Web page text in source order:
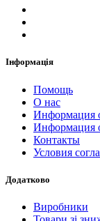
Інформація
Помощь
О нас
Информация
Информация
Контакты
Условия
Додатково
Виробники